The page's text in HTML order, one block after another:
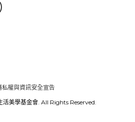
私權與資訊安全宣告
活美學基金會. All Rights Reserved.